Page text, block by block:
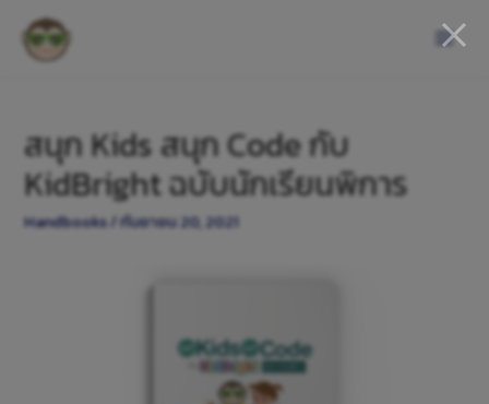
สนุก Kids สนุก Code กับ
KidBright ฉบับนักเรียนพิการ
Handbooks/กันยายน 20, 2021